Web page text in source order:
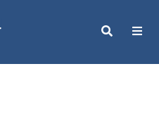
Search